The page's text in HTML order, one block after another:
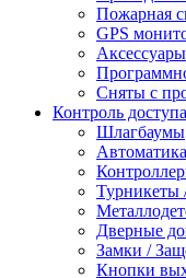
Пожарная
GPS
Аксессуары
Сняты с
Контроль доступа
Шлагбаумы
Турникеты
Дверные
Замки /
Кнопки